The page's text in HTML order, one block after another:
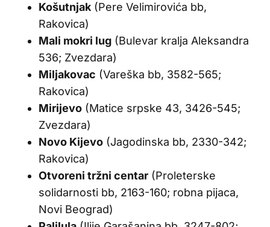
Košutnjak (Pere Velimirovića bb,
Rakovica)
Mali mokri lug (Bulevar kralja Aleksandra
536; Zvezdara)
Miljakovac (Vareška bb, 3582-565;
Rakovica)
Mirijevo (Matice srpske 43, 3426-545;
Zvezdara)
Novo Kijevo (Jagodinska bb, 2330-342;
Rakovica)
Otvoreni tržni centar (Proleterske
solidarnosti bb, 2163-160; robna pijaca,
Novi Beograd)